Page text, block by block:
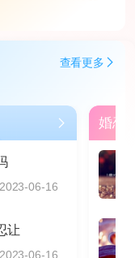
查看更多
2023-06-16
让
2023-06-16
婚恋